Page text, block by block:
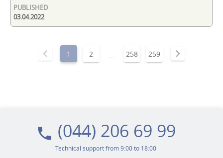
03.04.2022
chevron_left 1 2 ... 258 259 chevron_right
local_phone (044) 206 69 99
Technical support from 9:00 to 18:00